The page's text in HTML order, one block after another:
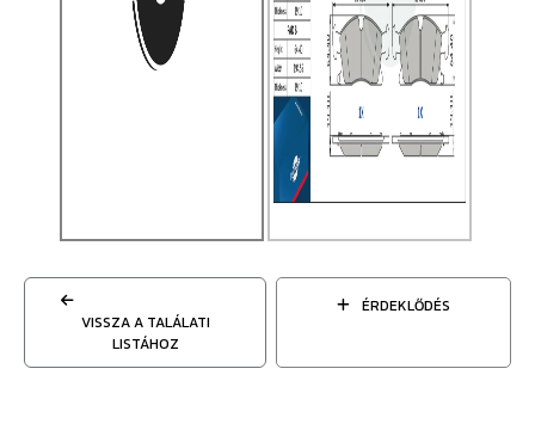
VISSZA A TALÁLATI
LISTÁHOZ
ÉRDEKLŐDÉS